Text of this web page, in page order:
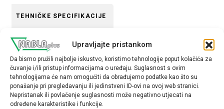
Upravljajte pristankom
Da bismo pružili najbolje iskustvo, koristimo tehnologije poput kolačića za
čuvanje i/ili pristup informacijama o uređaju. Suglasnost s ovim
tehnologijama će nam omogućiti da obrađujemo podatke kao što su
ponašanje pri pregledavanju ili jedinstveni ID-ovi na ovoj web stranici.
Nepristanak ili povlačenje suglasnosti može negativno utjecati na
određene karakteristike i funkcije.
TEHNIČKE SPECIFIKACIJE
Način montaže
nadžbukno